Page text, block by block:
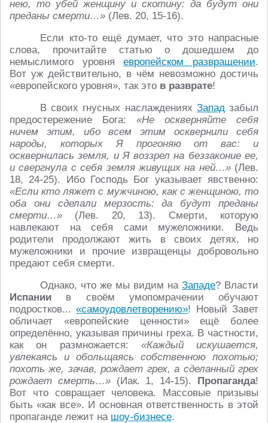
нею, то убей женщину и скотину: да будут они
преданы смерти…» (Лев. 20, 15-16).
Если кто-то ещё думает, что это напрасные
слова, прочитайте статью о дошедшем до
немыслимого уровняевропейском развращении.
Вот уж действительно, в чём невозможно достичь
«европейского уровня», так это в разврате!
В своих гнусных наслаждениях Западзабыл
предостережение Бога: «Не оскверняйте себя
ничем этим, ибо всем этим осквернили себя
народы, которых Я прогоняю от вас: и
осквернилась земля, и Я воззрел на беззаконие ее,
и свергнула с себя земля живущих на ней…»(Лев.
18, 24-25). Ибо Господь Бог указывает явственно:
«Если кто ляжет с мужчиною, как с женщиною, то
оба они сделали мерзость: да будут преданы
смерти…» (Лев. 20, 13). Смерти, которую
навлекают на себя сами мужеложники. Ведь
родители продолжают жить в своих детях, но
мужеложники и прочие извращенцы добровольно
предают себя смерти.
Однако, что же мы видим на Западе? Власти
Испании в своём умопомрачении обучают
подростков...«самоудовлетворению»! Новый Завет
обличает «европейские ценности» ещё более
определённо, указывая причины греха. В частности,
как он размножается: «Каждый искушается,
увлекаясь и обольщаясь собственною похотью;
похоть же, зачав, рождает грех, а сделанный грех
рождает смерть…»(Иак. 1, 14-15). Пропаганда!
Вот что совращает человека. Массовые призывы
быть «как все». И основная ответственность в этой
пропаганде лежит на шоу-бизнесе.